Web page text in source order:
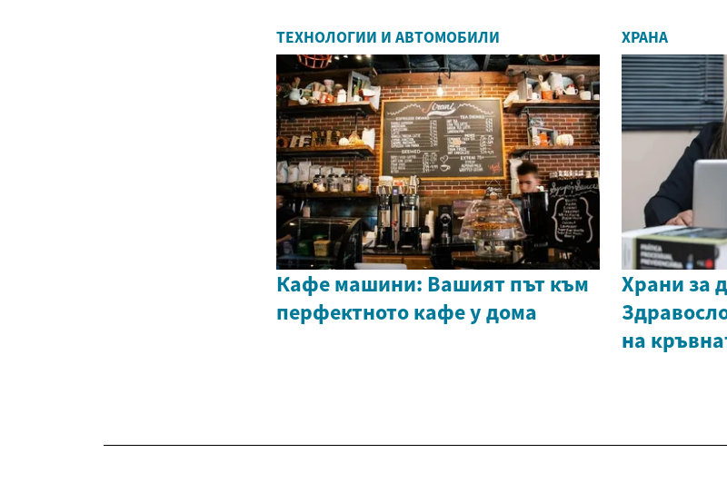
ТЕХНОЛОГИИ И АВТОМОБИЛИ
Кафе машини: Вашият път към
перфектното кафе у дома
ХРАНА
Храни за
на